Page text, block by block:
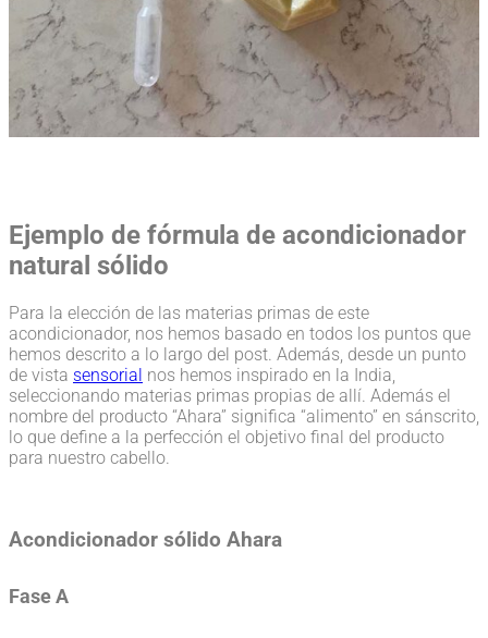
Ejemplo de fórmula de acondicionador
natural sólido
Para la elección de las materias primas de este
acondicionador, nos hemos basado en todos los puntos que
hemos descrito a lo largo del post. Además, desde un punto
de vista sensorial nos hemos inspirado en la India,
seleccionando materias primas propias de allí. Además el
nombre del producto “Ahara” significa “alimento” en sánscrito,
lo que define a la perfección el objetivo final del producto
para nuestro cabello.
Acondicionador sólido Ahara
Fase A